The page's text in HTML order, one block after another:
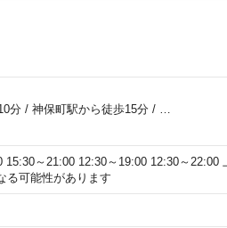
分/ 神保町駅から徒歩15分/
15:30～21:00 12:30～19:00 12:30～22:00
る可能性があります